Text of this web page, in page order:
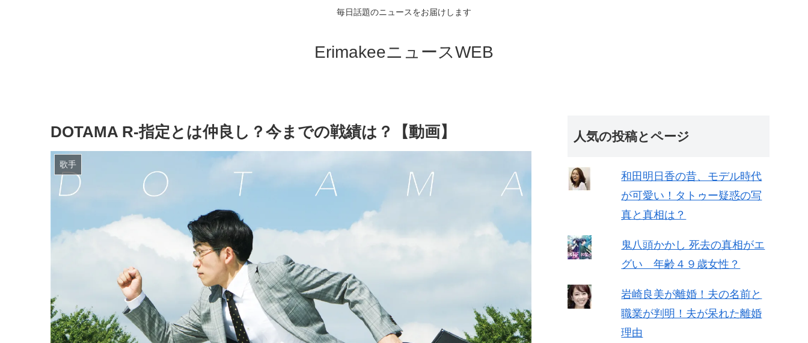
毎日話題のニュースをお届けします
ErimakeeニュースWEB
DOTAMA R-指定とは仲良し？今までの戦績は？【動画】
歌手
人気の投稿とページ
和田明日香の昔、モデル時代
が可愛い！タトゥー疑惑の写
真と真相は？
鬼八頭かかし 死去の真相がエ
グい 年齢４９歳女性？
岩崎良美が離婚！夫の名前と
職業が判明！夫が呆れた離婚
理由